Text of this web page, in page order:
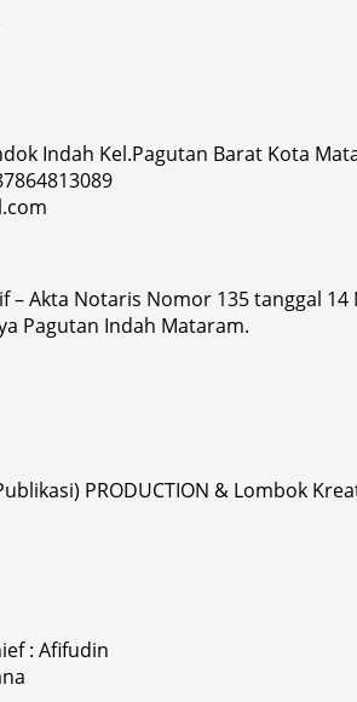
Indah Kel.Pagutan Barat Kota
– Akta Notaris Nomor 135 tanggal 14
Pagutan Indah Mataram.
PRODUCTION & Lombok
: Afifudin